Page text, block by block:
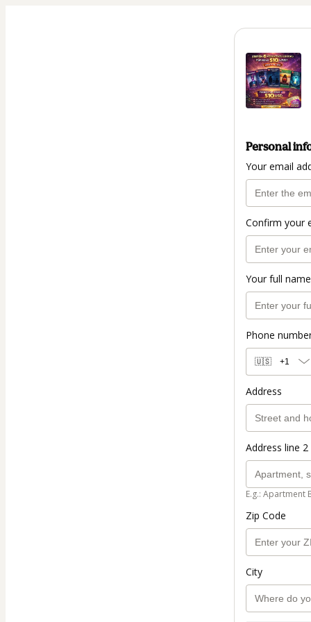
Personal
Your email
Confirm your
Your full name
Phone
🇺🇸 +1
Address
Address line
E.g.: Apartment
Zip Code
City